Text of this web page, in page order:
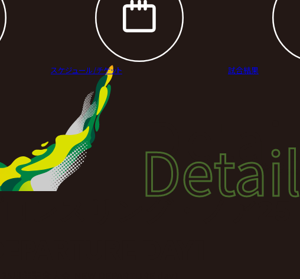
スケジュール/チケット 試合結果
Detail
試合結果
Detail
ロレスリング・ノア25